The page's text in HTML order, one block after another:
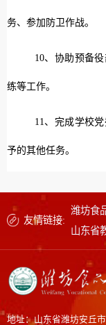
务、参加防卫作战。
10、协助预备
练等工作。
11、完成学校
予的其他任务。
友情链接:
潍坊食
山东省
地址：山东省潍坊安丘